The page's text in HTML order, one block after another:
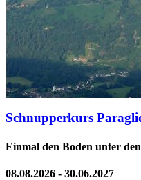
Schnupperkurs
Einmal den Boden unter
08.08.2026 - 30.06.2027